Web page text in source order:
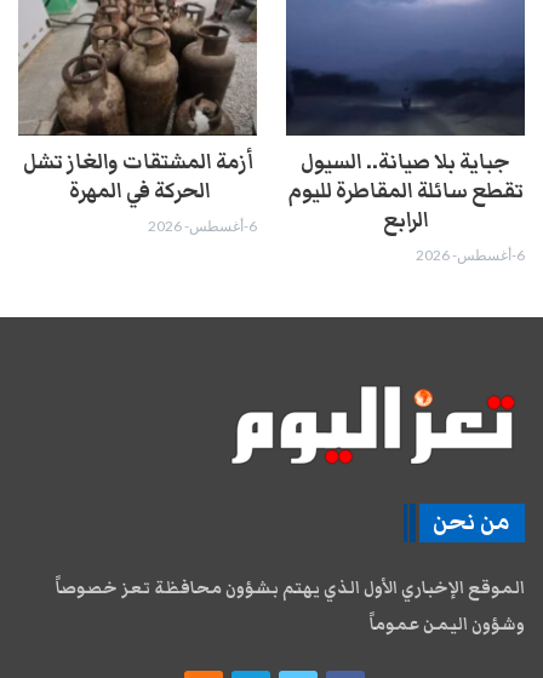
جباية بلا صيانة.. السيول
تقطع سائلة المقاطرة لليوم
الرابع
6-أغسطس- 2026
أزمة المشتقات والغاز تشل
الحركة في المهرة ​
6-أغسطس- 2026
من نحن
الموقع الإخباري الأول الذي يهتم بشؤون محافظة تعز خصوصاً
وشؤون اليمن عموماً